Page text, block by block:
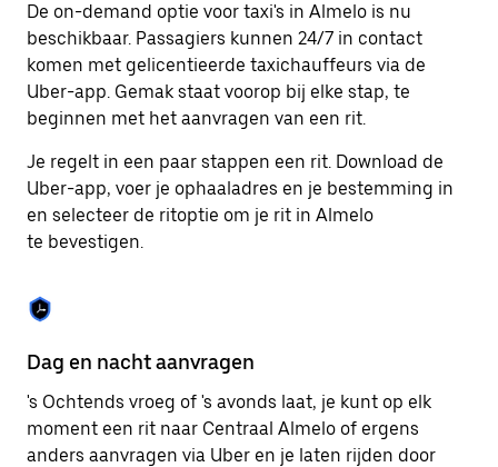
een
datum
te
selecteren.
Druk
op
Escape
om
agenda
te
sluiten.
De on-demand optie voor taxi's in Almelo is nu
beschikbaar. Passagiers kunnen 24/7 in contact
komen met gelicentieerde taxichauffeurs via de
Uber-app. Gemak staat voorop bij elke stap, te
beginnen met het aanvragen van een rit.
Je regelt in een paar stappen een rit. Download de
Uber-app, voer je ophaaladres en je bestemming in
en selecteer de ritoptie om je rit in Almelo
te bevestigen.
Dag en nacht aanvragen
's Ochtends vroeg of 's avonds laat, je kunt op elk
moment een rit naar Centraal Almelo of ergens
anders aanvragen via Uber en je laten rijden door